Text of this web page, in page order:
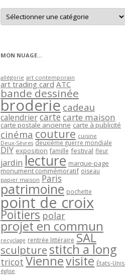
Retrouver
les
articles
MON NUAGE…
allégorie art contemporain
art trading card ATC
bande dessinée
broderie cadeau
calendriercartecarte maison
carte postale ancienne carte à publicité
cinéma couture cuisine
Deux-Sèvres deuxième guerre mondiale
DIY exposition famille festival fleur
jardin lecture marque-page
monument commémoratif oiseau
papier maison Paris
patrimoine pochette
point de croix
Poitiers polar
projet en commun
recyclage rentrée littéraire SAL
sculpture stitch a long
tricot Viennevisite États-Unis
église